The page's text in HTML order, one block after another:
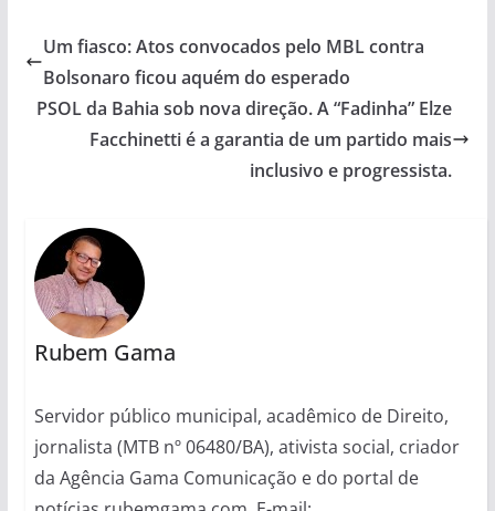
Um fiasco: Atos convocados pelo MBL contra
Bolsonaro ficou aquém do esperado
PSOL da Bahia sob nova direção. A “Fadinha” Elze
Facchinetti é a garantia de um partido mais
inclusivo e progressista.
Rubem Gama
Servidor público municipal, acadêmico de Direito,
jornalista (MTB nº 06480/BA), ativista social, criador
da Agência Gama Comunicação e do portal de